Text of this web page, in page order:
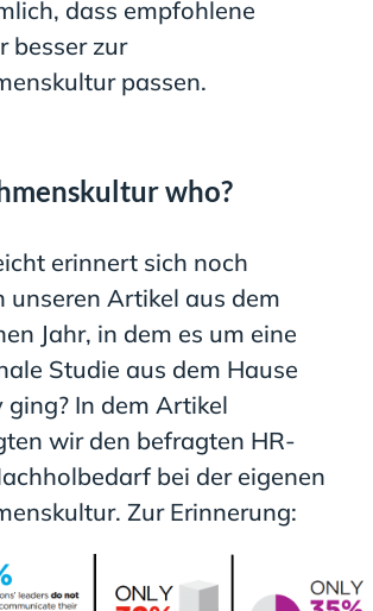
dass empfohlene
besser zur
passen.
who?
erinnert sich noch
unseren Artikel aus dem
Jahr, in dem es um eine
Studie aus dem Hause
ging? In dem Artikel
wir den befragten HR-
bei der eigenen
Zur Erinnerung: